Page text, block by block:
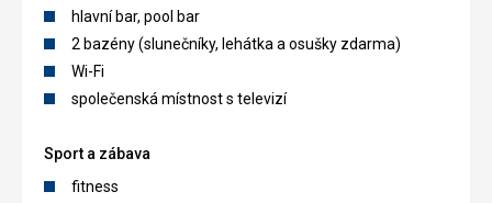
hlavní bar, pool bar
2 bazény (slunečníky, lehátka a osušky zdarma)
Wi-Fi
společenská místnost s televizí
Sport a zábava
fitness